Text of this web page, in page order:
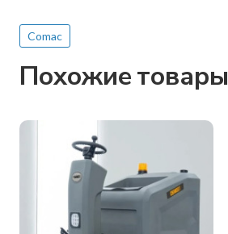
Comac
Похожие товары